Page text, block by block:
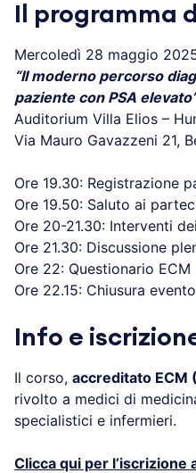
Il programma
Mercoledì 28 maggio
“Il moderno percorso
paziente con PSA
Auditorium Villa Elios –
Via Mauro Gavazzeni 21,
Ore 19.30: Registrazione
Ore 19.50: Saluto ai
Ore 20-21.30: Interventi
Ore 21.30: Discussione
Ore 22: Questionario ECM
Ore 22.15: Chiusura evento
Info e
Il corso, accreditato ECM
rivolto a medici di
specialistici e infermieri.
Clicca qui per l’iscrizione